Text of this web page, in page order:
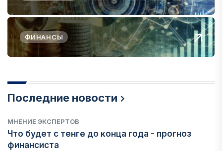
ФИНАНСЫ
Последние новости
МНЕНИЕ ЭКСПЕРТОВ
Что будет с тенге до конца года - прогноз
финансиста